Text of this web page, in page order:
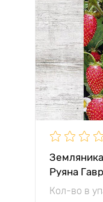
Руяна
Кол-во в